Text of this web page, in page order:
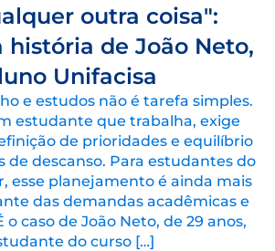
outra coisa":
história de João Neto,
Unifacisa
e estudos não é tarefa simples.
estudante que trabalha, exige
de prioridades e equilíbrio
de descanso. Para estudantes do
esse planejamento é ainda mais
das demandas acadêmicas e
o caso de João Neto, de 29 anos,
do curso […]